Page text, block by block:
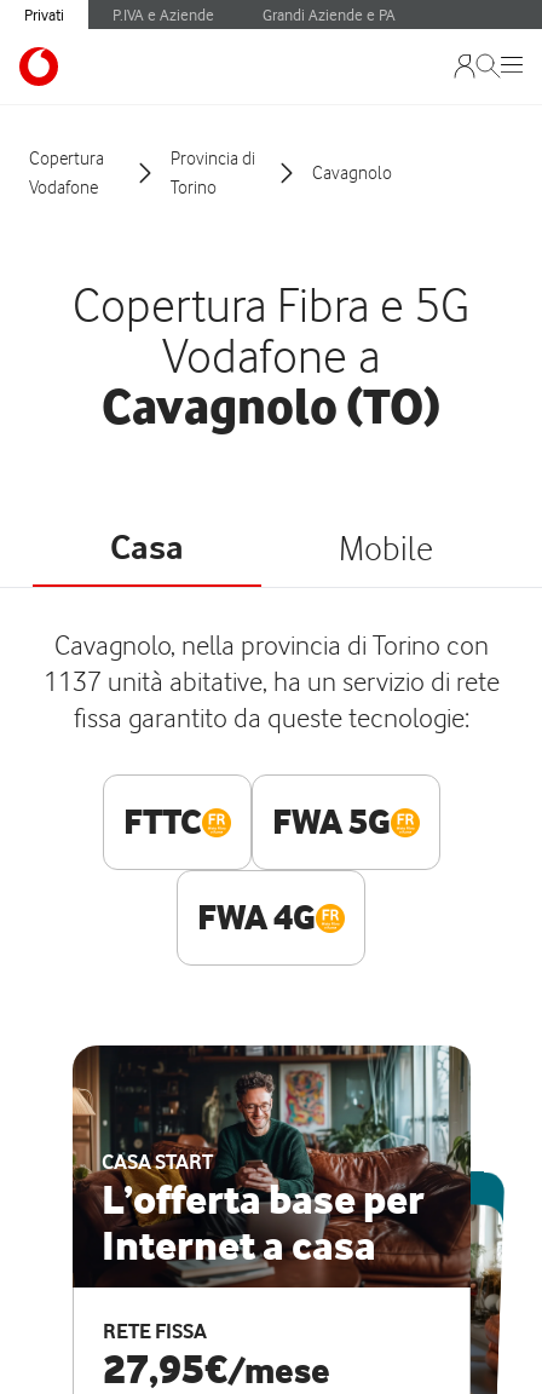
Privati P.IVA e Aziende Grandi Aziende e PA
Copertura
Vodafone
Provincia di
Torino
Cavagnolo
Copertura Fibra e 5G
Vodafone a
Cavagnolo (TO)
Casa Mobile
Cavagnolo, nella provincia di Torino con
1137 unità abitative, ha un servizio di rete
fissa garantito da queste tecnologie:
FTTC FWA 5G
FWA 4G
CASA START
L’offerta base per
Internet a casa
RETE FISSA
27,95€/mese
ESCLUSIVA ONLINE
CASA PRO
Internet veloce e
vantaggi speciali